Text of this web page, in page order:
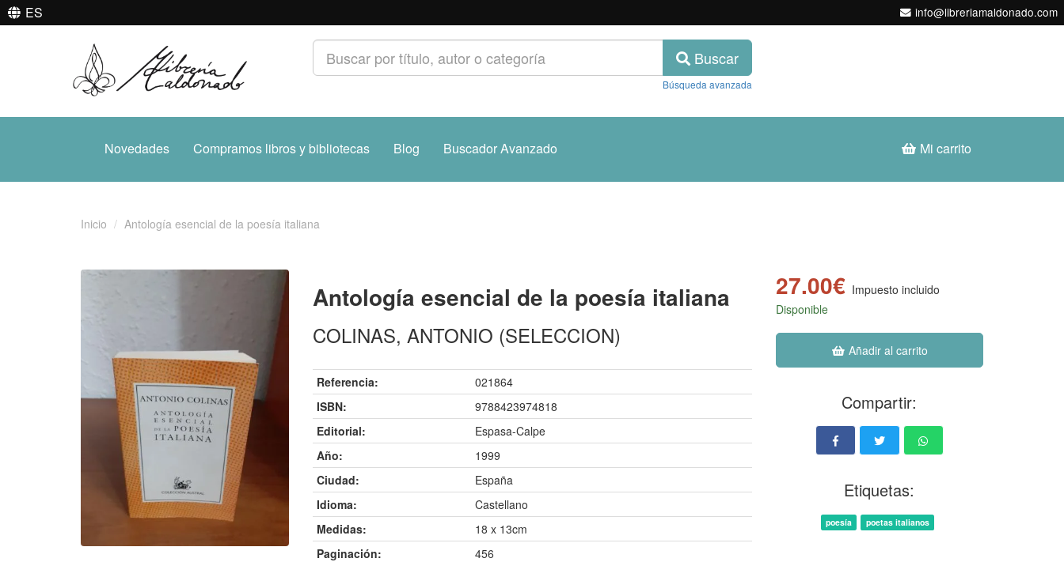
ES info@libreriamaldonado.com
Buscar
Búsqueda avanzada
Novedades Compramos libros y bibliotecas Blog Buscador Avanzado Mi carrito
Inicio Antología esencial de la poesía italiana
Antología esencial de la poesía italiana
COLINAS, ANTONIO (SELECCION)
Referencia:
021864
ISBN:
9788423974818
Editorial:
Espasa-Calpe
Año:
1999
Ciudad:
España
Idioma:
Castellano
Medidas:
18 x 13cm
Paginación:
456
27.00€ Impuesto incluido
Disponible
Añadir al carrito
Compartir:
Etiquetas:
poesía poetas italianos